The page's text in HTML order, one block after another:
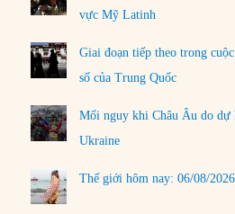
vực Mỹ Latinh
Giai đoạn tiếp theo trong
số của Trung Quốc
Mối nguy khi Châu Âu do dự
Ukraine
Thế giới hôm nay: 06/08/2026